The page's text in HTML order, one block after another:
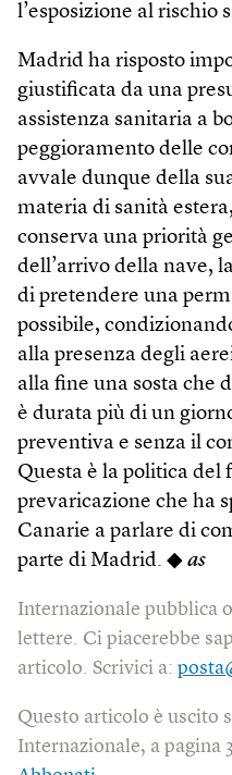
l’esposizione al rischio
Madrid ha risposto
giustificata da una
assistenza sanitaria a
peggioramento delle
avvale dunque della
materia di sanità
conserva una priorità
dell’arrivo della nave,
di pretendere una
possibile,
alla presenza degli
alla fine una sosta che
è durata più di un
preventiva e senza il
Questa è la politica del
prevaricazione che ha
Canarie a parlare di
parte di Madrid. ◆ as
Internazionale pubblica
lettere. Ci piacerebbe
articolo. Scrivici a:
Questo articolo è uscito
Internazionale, a pagina